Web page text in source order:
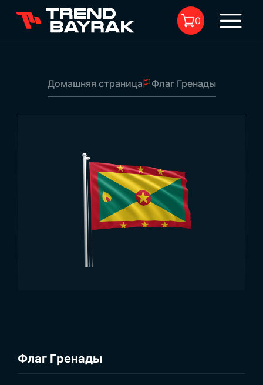
Флаг Гренады
Тип ткани и печать:
0
Домашняя страница Флаг Гренады
Флаг ГренадыПросмотреть товары